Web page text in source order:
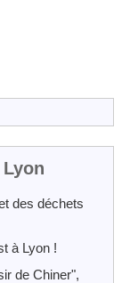
des déchets
à Lyon !
de Chiner",